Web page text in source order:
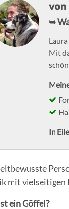
von
➥
Mit
In
mit vielseitigen
ein Göffel?